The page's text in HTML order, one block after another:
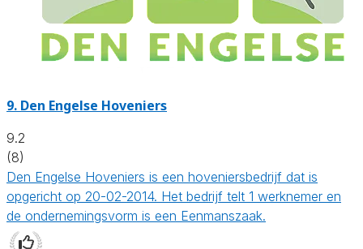
9. Den Engelse Hoveniers
9.2
(8)
Den Engelse Hoveniers is een hoveniersbedrijf dat is
opgericht op 20-02-2014. Het bedrijf telt 1 werknemer en
de ondernemingsvorm is een Eenmanszaak.